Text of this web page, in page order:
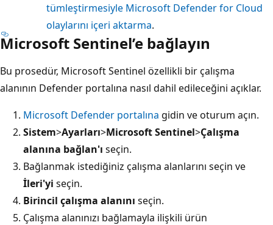
tümleştirmesiyle Microsoft Defender for Cloud
olaylarını içeri aktarma.
Microsoft Sentinel’e bağlayın
Bu prosedür, Microsoft Sentinel özellikli bir çalışma
alanının Defender portalına nasıl dahil edileceğini açıklar.
Microsoft Defender portalına gidin ve oturum açın.
Sistem>Ayarları>Microsoft Sentinel>Çalışma
alanına bağlan'ı seçin.
Bağlanmak istediğiniz çalışma alanlarını seçin ve
İleri'yi seçin.
Birincil çalışma alanını seçin.
Çalışma alanınızı bağlamayla ilişkili ürün